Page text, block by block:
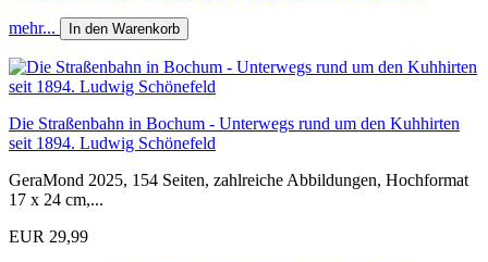
mehr... In den Warenkorb
Die Straßenbahn in Bochum - Unterwegs rund um den Kuhhirten
seit 1894. Ludwig Schönefeld
GeraMond 2025, 154 Seiten, zahlreiche Abbildungen, Hochformat
17 x 24 cm,...
EUR 29,99